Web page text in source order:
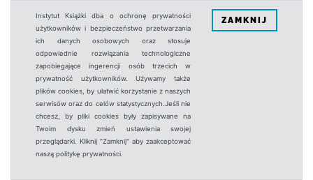
Instytut Książki dba o ochronę prywatności
użytkowników i bezpieczeństwo przetwarzania
ich danych osobowych oraz stosuje
odpowiednie rozwiązania technologiczne
zapobiegające ingerencji osób trzecich w
prywatność użytkowników. Używamy także
plików cookies, by ułatwić korzystanie z naszych
serwisów oraz do celów statystycznych.Jeśli nie
chcesz, by pliki cookies były zapisywane na
Twoim dysku zmień ustawienia swojej
przeglądarki. Kliknij "Zamknij" aby zaakceptować
naszą politykę prywatności.
ZAMKNIJ